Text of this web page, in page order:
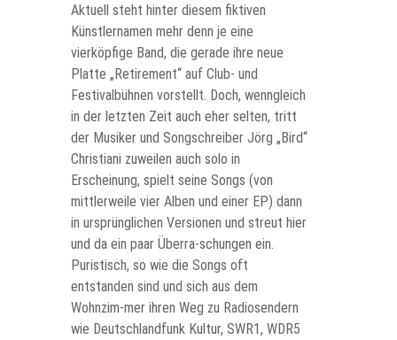
Aktuell steht hinter diesem fiktiven
Künstlernamen mehr denn je eine
vierköpfige Band, die gerade ihre neue
Platte „Retirement“ auf Club- und
Festivalbühnen vorstellt. Doch, wenngleich
in der letzten Zeit auch eher selten, tritt
der Musiker und Songschreiber Jörg „Bird“
Christiani zuweilen auch solo in
Erscheinung, spielt seine Songs (von
mittlerweile vier Alben und einer EP) dann
in ursprünglichen Versionen und streut hier
und da ein paar Überra-schungen ein.
Puristisch, so wie die Songs oft
entstanden sind und sich aus dem
Wohnzim-mer ihren Weg zu Radiosendern
wie Deutschlandfunk Kultur, SWR1, WDR5